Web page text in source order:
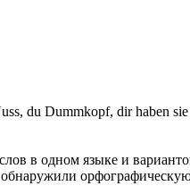
du Dummkopf, dir haben
в одном языке и